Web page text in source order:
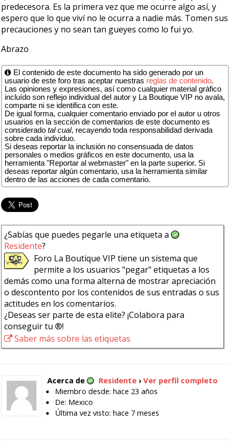
predecesora. Es la primera vez que me ocurre algo así, y
espero que lo que viví no le ocurra a nadie más. Tomen sus
precauciones y no sean tan gueyes como lo fui yo.
Abrazo
El contenido de este documento ha sido generado por un
usuario de este foro tras aceptar nuestras reglas de contenido.
Las opiniones y expresiones, así como cualquier material gráfico
incluído son reflejo individual del autor y La Boutique VIP no avala,
comparte ni se identifica con este.
De igual forma, cualquier comentario enviado por el autor u otros
usuarios en la sección de comentarios de este documento es
considerado tal cual, recayendo toda responsabilidad derivada
sobre cada individuo.
Si deseas reportar la inclusión no consensuada de datos
personales o medios gráficos en este documento, usa la
herramienta "Reportar al webmaster" en la parte superior. Si
deseas reportar algún comentario, usa la herramienta similar
dentro de las acciones de cada comentario.
¿Sabías que puedes pegarle una etiqueta a
Residente?
Foro La Boutique VIP tiene un sistema que
permite a los usuarios "pegar" etiquetas a los
demás como una forma alterna de mostrar apreciación
o descontento por los contenidos de sus entradas o sus
actitudes en los comentarios.
¿Deseas ser parte de esta elite? ¡Colabora para
conseguir tu ®!
Saber más sobre las etiquetas
Acerca de Residente › Ver perfil completo
Miembro desde: hace 23 años
De: Mexico
Última vez visto: hace 7 meses